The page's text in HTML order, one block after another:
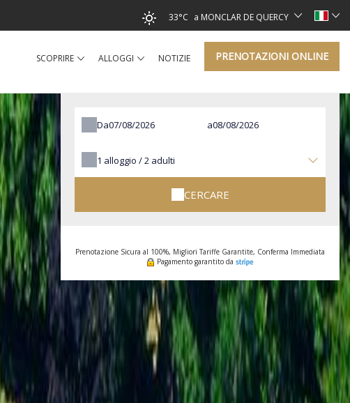
33°C a MONCLAR DE QUERCY
SCOPRIRE ALLOGGI NOTIZIE PRENOTAZIONI ONLINE
Da a
1 alloggio /2 adulti
CERCARE
Prenotazione Sicura al 100%, Migliori Tariffe Garantite, Conferma Immediata
Pagamento garantito da